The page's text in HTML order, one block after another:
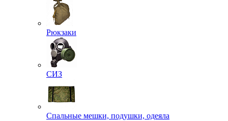
Рюкзаки
СИЗ
Спальные мешки, подушки, одеяла